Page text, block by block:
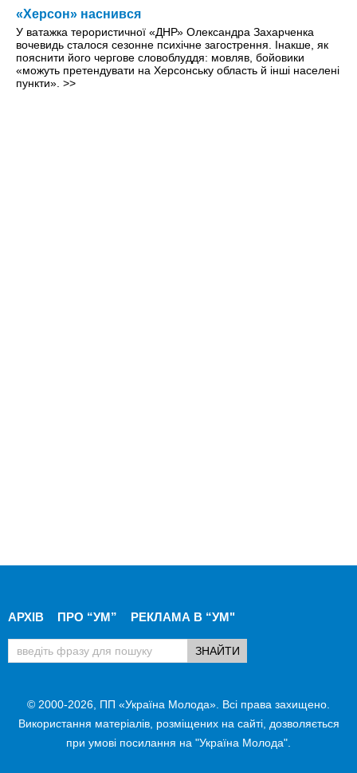
«Херсон» наснився
У ватажка терористичної «ДНР» Олександра Захарченка
вочевидь сталося сезонне психічне загострення. Інакше, як
пояснити його чергове словоблуддя: мовляв, бойовики
«можуть претендувати на Херсонську область й інші населені
пункти». >>
АРХІВ ПРО “УМ” РЕКЛАМА В “УМ"
© 2000-2026, ПП «Україна Молода». Всі права захищено.
Використання матеріалів, розміщених на сайті, дозволяється
при умові посилання на "Україна Молода".